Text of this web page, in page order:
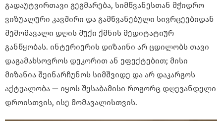
გადაუტვირთავი გეგმარება, სიმწვანესთან მჭიდრო
ვიზუალური კავშირი და გამწვანებული სივრცეებიდან
შემომავალი დღის შუქი ქმნის მედიტატიურ
განწყობას. ინტერიერის დიზაინი არ ცდილობს თავი
დაგამახსოვროს დეკორით ან ეფექტებით; მისი
მიზანია შეინარჩუნოს სიმშვიდე და არ დაკარგოს
აქტუალობა — იყოს შესაბამისი როგორც დღევანდელი
დროისთვის, ისე მომავალისთვის.